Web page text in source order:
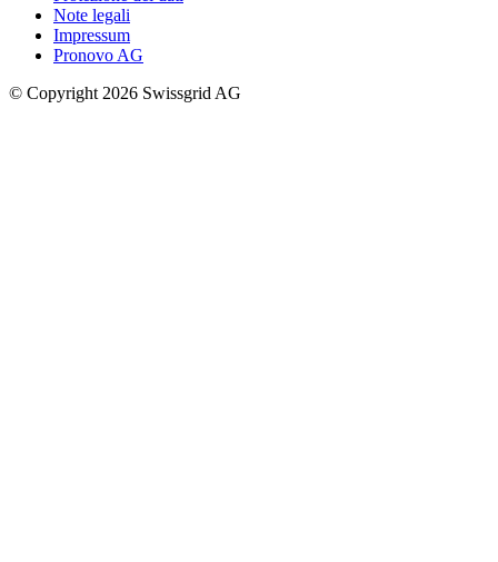
Note legali
Impressum
Pronovo AG
© Copyright 2026 Swissgrid AG